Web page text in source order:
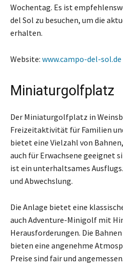
Wochentag. Es ist
del Sol zu besuchen, um die
erhalten.
Website: www.campo-del-sol.de
Miniaturgolfplatz
Der Miniaturgolfplatz in
Freizeitaktivität für Familien
bietet eine Vielzahl von
auch für Erwachsene geeignet
ist ein unterhaltsames
und Abwechslung.
Die Anlage bietet eine
auch Adventure-Minigolf mit
Herausforderungen. Die
bieten eine angenehme
Preise sind fair und angemessen.